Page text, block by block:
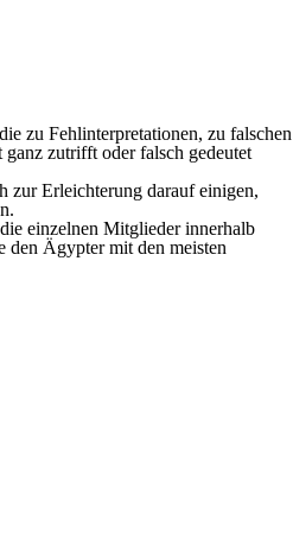
zu Fehlinterpretationen, zu falschen
zutrifft oder falsch gedeutet
zur Erleichterung darauf einigen,
einzelnen Mitglieder innerhalb
den Ägypter mit den meisten